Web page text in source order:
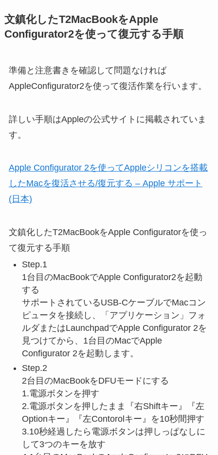
文鎮化したT2MacBookをApple
Configurator2を使って復元する手順
準備と注意書きを確認して問題なければ
AppleConfigurator2を使って復活作業を行います。
詳しい手順はAppleの公式サイトに掲載されていま
す。
Apple Configurator 2を使ってAppleシリコンを搭載
したMacを復活させる/復元する – Apple サポート
(日本)
文鎮化したT2MacBookをApple Configuratorを使っ
て復元する手順
Step.1
1台目のMacBookでApple Configurator2を起動
する
サポートされているUSB-CケーブルでMacコン
ピュータを接続し、「アプリケーション」フォ
ルダまたはLaunchpadでApple Configurator 2を
見つけてから、1台目のMacでApple
Configurator 2を起動します。
Step.2
2台目のMacBookをDFUモードにする
1.電源ボタンを押す
2.電源ボタンを押したまま『右Shiftキー』『左
Optionキー』『左Contorolキー』を10秒間押す
3.10秒経過したら電源ボタンは押しっぱなしに
して3つのキーを放す